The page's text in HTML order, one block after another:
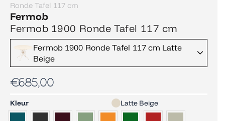
Ronde Tafel 117 cm
Fermob
Fermob 1900 Ronde Tafel 117 cm
Fermob 1900 Ronde Tafel 117 cm Latte
Beige
€685,00
Kleur Latte Beige
Fermob
1900